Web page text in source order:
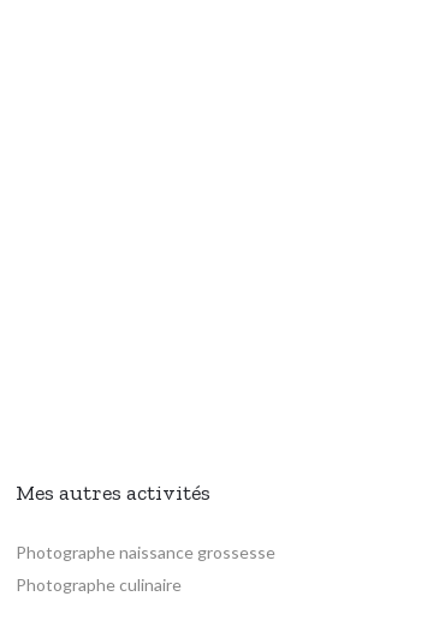
Mes autres activités
Photographe naissance grossesse
Photographe culinaire